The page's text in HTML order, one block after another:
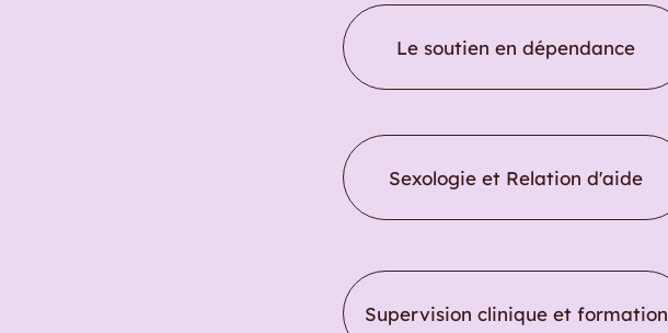
Le soutien en dépendance
Sexologie et Relation d'aide
Supervision clinique et formation